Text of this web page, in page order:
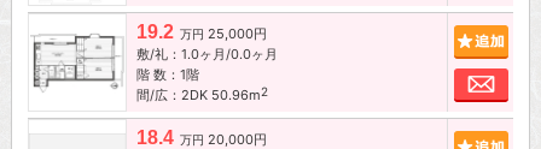
19.2 万円 25,000円
敷/礼：1.0ヶ月/0.0ヶ月
階 数：1階
間/広：2DK 50.96m2
お
18.4 万円 20,000円